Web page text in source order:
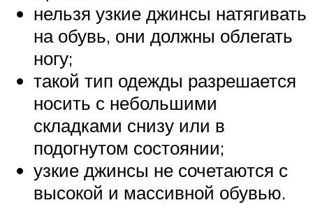
нельзя узкие джинсы натягивать
на обувь, они должны облегать
ногу;
такой тип одежды разрешается
носить с небольшими
складками снизу или в
подогнутом состоянии;
узкие джинсы не сочетаются с
высокой и массивной обувью.